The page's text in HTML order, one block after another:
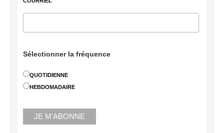
Sélectionner la fréquence
QUOTIDIENNE
HEBDOMADAIRE